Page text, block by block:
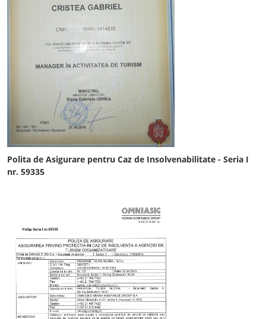
Polita de Asigurare pentru Caz de Insolvenabilitate - Seria I
nr. 59335